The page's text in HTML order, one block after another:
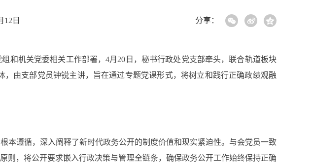
12日 分享：
机关党委相关工作部署，4月20日，秘书行政处党支部牵头，联合轨道板块
由支部党员钟锐主讲，旨在通过专题党课形式，将树立和践行正确政绩观融
遵循，深入阐释了新时代政务公开的制度价值和现实紧迫性。与会党员一致
则，将公开要求嵌入行政决策与管理全链条，确保政务公开工作始终保持正确